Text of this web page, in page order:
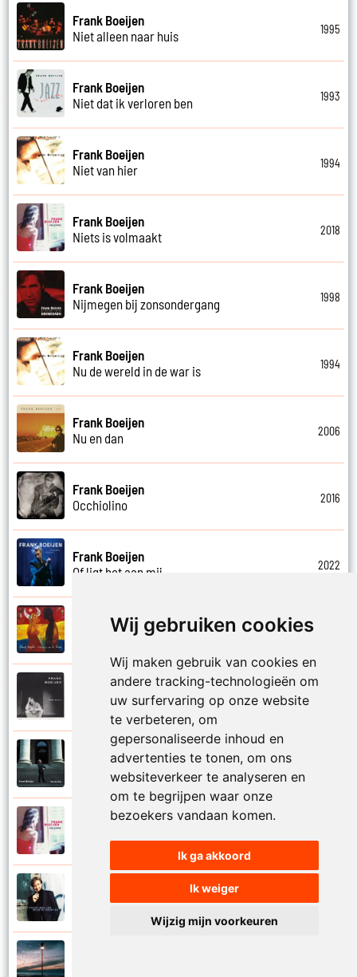
Wij gebruiken cookies
Wij maken gebruik van cookies en
andere tracking-technologieën om
uw surfervaring op onze website
te verbeteren, om
gepersonaliseerde inhoud en
advertenties te tonen, om ons
websiteverkeer te analyseren en
om te begrijpen waar onze
bezoekers vandaan komen.
Ik ga akkoord
Ik weiger
Wijzig mijn voorkeuren
Frank Boeijen
Niet alleen naar huis
1995
Frank Boeijen
Niet dat ik verloren ben
1993
Frank Boeijen
Niet van hier
1994
Frank Boeijen
Niets is volmaakt
2018
Frank Boeijen
Nijmegen bij zonsondergang
1998
Frank Boeijen
Nu de wereld in de war is
1994
Frank Boeijen
Nu en dan
2006
Frank Boeijen
Occhiolino
2016
Frank Boeijen
Of ligt het aan mij
2022
Frank Boeijen
Frank Boeijen
Onschuld
Frank Boeijen
Op een dag
Frank Boeijen
Op het terras
Open de poorten